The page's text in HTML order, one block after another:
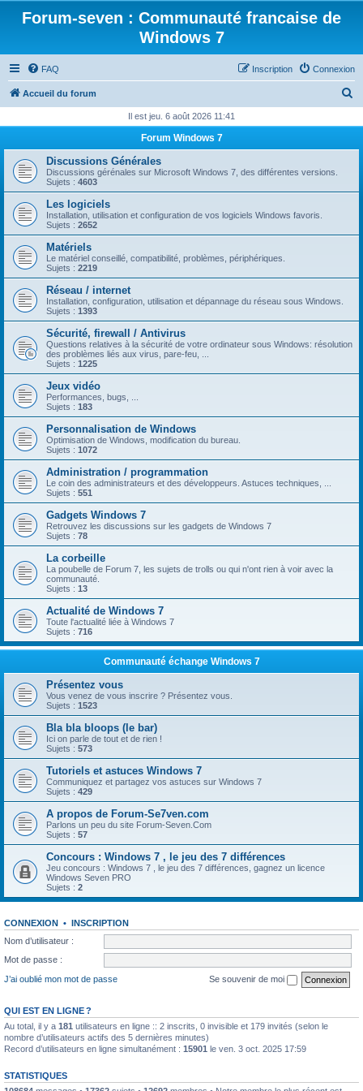
Forum-seven : Communauté francaise de
Windows 7
FAQ Connexion
Inscription
Accueil du forum
h
r
Il est jeu. 6 août 2026 11:41
Forum Windows 7
Discussions Générales
Discussions gérénales sur Microsoft Windows 7, des différentes versions.
Sujets : 4603
Les logiciels
Installation, utilisation et configuration de vos logiciels Windows favoris.
Sujets : 2652
Matériels
Le matériel conseillé, compatibilité, problèmes, périphériques.
Sujets : 2219
Réseau / internet
Installation, configuration, utilisation et dépannage du réseau sous Windows.
Sujets : 1393
Sécurité, firewall / Antivirus
Questions relatives à la sécurité de votre ordinateur sous Windows: résolution
des problèmes liés aux virus, pare-feu, ...
Sujets : 1225
Jeux vidéo
Performances, bugs, ...
Sujets : 183
Personnalisation de Windows
Optimisation de Windows, modification du bureau.
Sujets : 1072
Administration / programmation
Le coin des administrateurs et des développeurs. Astuces techniques, ...
Sujets : 551
Gadgets Windows 7
Retrouvez les discussions sur les gadgets de Windows 7
Sujets : 78
La corbeille
La poubelle de Forum 7, les sujets de trolls ou qui n'ont rien à voir avec la
communauté.
Sujets : 13
Actualité de Windows 7
Toute l'actualité liée à Windows 7
Sujets : 716
Communauté échange Windows 7
Présentez vous
Vous venez de vous inscrire ? Présentez vous.
Sujets : 1523
Bla bla bloops (le bar)
Ici on parle de tout et de rien !
Sujets : 573
Tutoriels et astuces Windows 7
Communiquez et partagez vos astuces sur Windows 7
Sujets : 429
A propos de Forum-Se7ven.com
Parlons un peu du site Forum-Seven.Com
Sujets : 57
Concours : Windows 7 , le jeu des 7 différences
Jeu concours : Windows 7 , le jeu des 7 différences, gagnez un licence
Windows Seven PRO
Sujets : 2
CONNEXION • INSCRIPTION
Nom d’utilisateur :
Mot de passe :
J’ai oublié mon mot de passe
Se souvenir de moi
QUI EST EN LIGNE ?
Au total, il y a 181 utilisateurs en ligne :: 2 inscrits, 0 invisible et 179 invités (selon le
nombre d’utilisateurs actifs des 5 dernières minutes)
Record d’utilisateurs en ligne simultanément : 15901 le ven. 3 oct. 2025 17:59
STATISTIQUES